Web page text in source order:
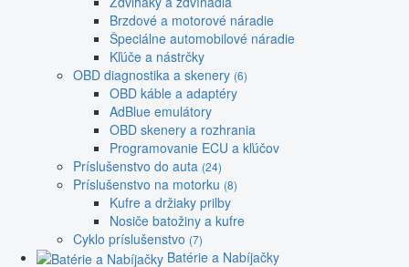
Brzdové a motorové náradie
Špeciálne automobilové náradie
Kľúče a nástrčky
OBD diagnostika a skenery (6)
OBD káble a adaptéry
AdBlue emulátory
OBD skenery a rozhrania
Programovanie ECU a kľúčov
Príslušenstvo do auta (24)
Príslušenstvo na motorku (8)
Kufre a držiaky prilby
Nosiče batožiny a kufre
Cyklo príslušenstvo (7)
Batérie a Nabíjačky